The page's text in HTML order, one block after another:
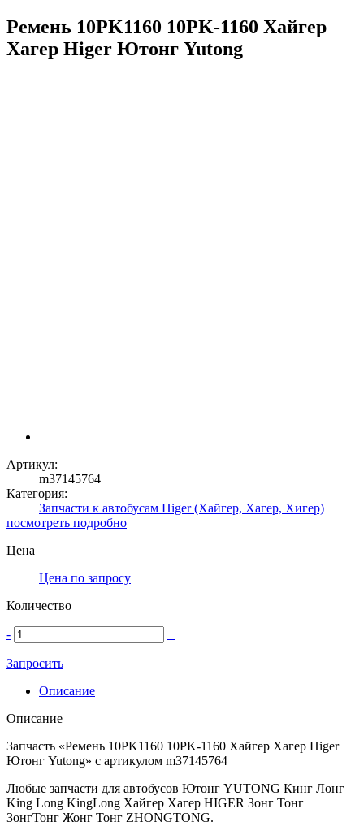
Ремень 10PK1160 10PK-1160 Хайгер
Хагер Higer Ютонг Yutong
Артикул:
m37145764
Категория:
Запчасти к автобусам Higer (Хайгер, Хагер, Хигер)
посмотреть подробно
Цена
Цена по запросу
Количество
- +
Запросить
Описание
Описание
Запчасть «Ремень 10PK1160 10PK-1160 Хайгер Хагер Higer
Ютонг Yutong» с артикулом m37145764
Любые запчасти для автобусов Ютонг YUTONG Кинг Лонг
King Long KingLong Хайгер Хагер HIGER Зонг Тонг
ЗонгТонг Жонг Тонг ZHONGTONG.